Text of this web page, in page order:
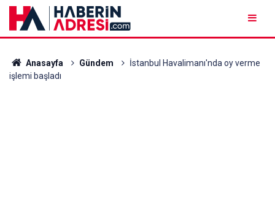
Anasayfa Gündem
İstanbul Havalimanı'nda oy verme
işlemi başladı